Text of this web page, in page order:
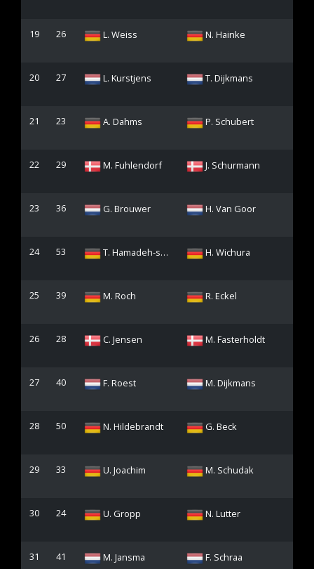
19 26 L. Weiss N. Hainke
20 27 L. Kurstjens T. Dijkmans
21 23 A. Dahms P. Schubert
22 29 M. Fuhlendorf J. Schurmann
23 36 G. Brouwer H. Van Goor
24 53 T. Hamadeh-spaniol H. Wichura
25 39 M. Roch R. Eckel
26 28 C. Jensen M. Fasterholdt
27 40 F. Roest M. Dijkmans
28 50 N. Hildebrandt G. Beck
29 33 U. Joachim M. Schudak
30 24 U. Gropp N. Lutter
31 41 M. Jansma F. Schraa